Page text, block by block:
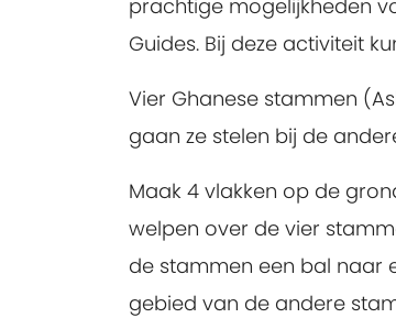
prachtige mogelijkheden
Guides. Bij deze activiteit
Vier Ghanese stammen
gaan ze stelen bij de
Maak 4 vlakken op de
welpen over de vier
de stammen een bal naar
gebied van de andere